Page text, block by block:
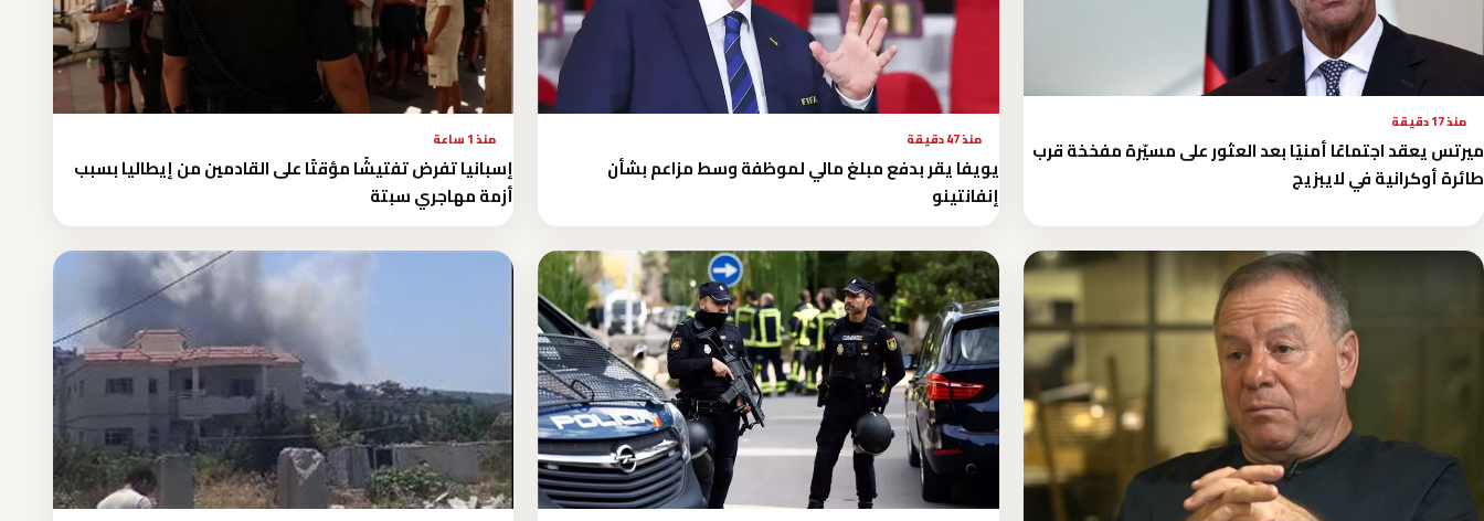
منذ 17 دقيقة
ميرتس يعقد اجتماعًا أمنيًا بعد العثور على مسيّرة مفخخة قرب
طائرة أوكرانية في لايبزيج
منذ 47 دقيقة
يويفا يقر بدفع مبلغ مالي لموظفة وسط مزاعم بشأن
إنفانتينو
منذ 1 ساعة
إسبانيا تفرض تفتيشًا مؤقتًا على القادمين من إيطاليا بسبب
أزمة مهاجري سبتة